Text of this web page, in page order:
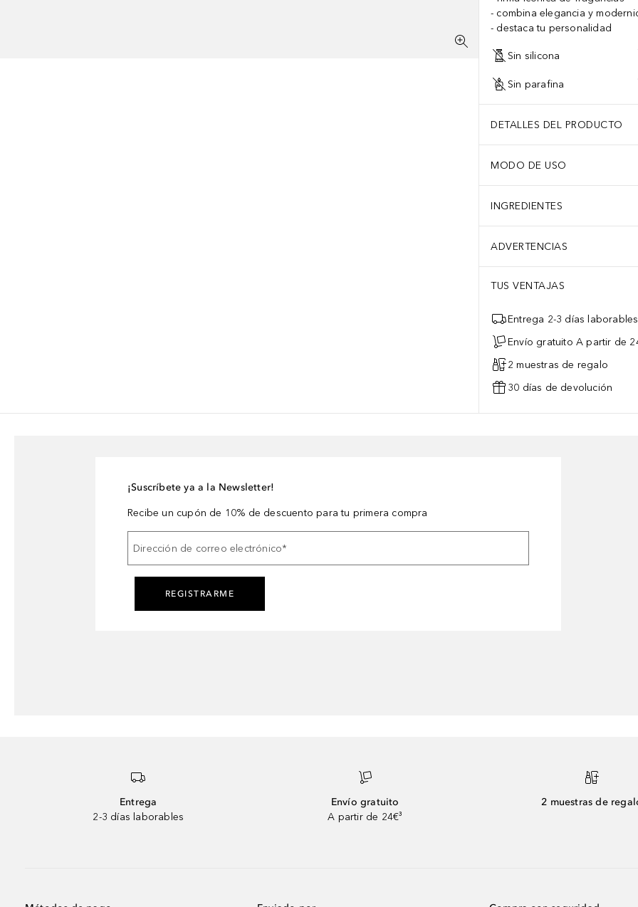
combina elegancia y
destaca tu personalidad
Sin silicona
Sin parafina
DETALLES DEL PRODUCTO
MODO DE USO
INGREDIENTES
ADVERTENCIAS
TUS VENTAJAS
Entrega 2-3 días laborables
Envío gratuito A partir de
2 muestras de regalo
30 días de devolución
¡Suscríbete ya a la Newsletter!
Recibe un cupón de 10% de descuento para tu primera compra
Dirección de correo electrónico*
REGISTRARME
Entrega
2-3 días laborables
Envío gratuito
A partir de 24€³
2 muestras de